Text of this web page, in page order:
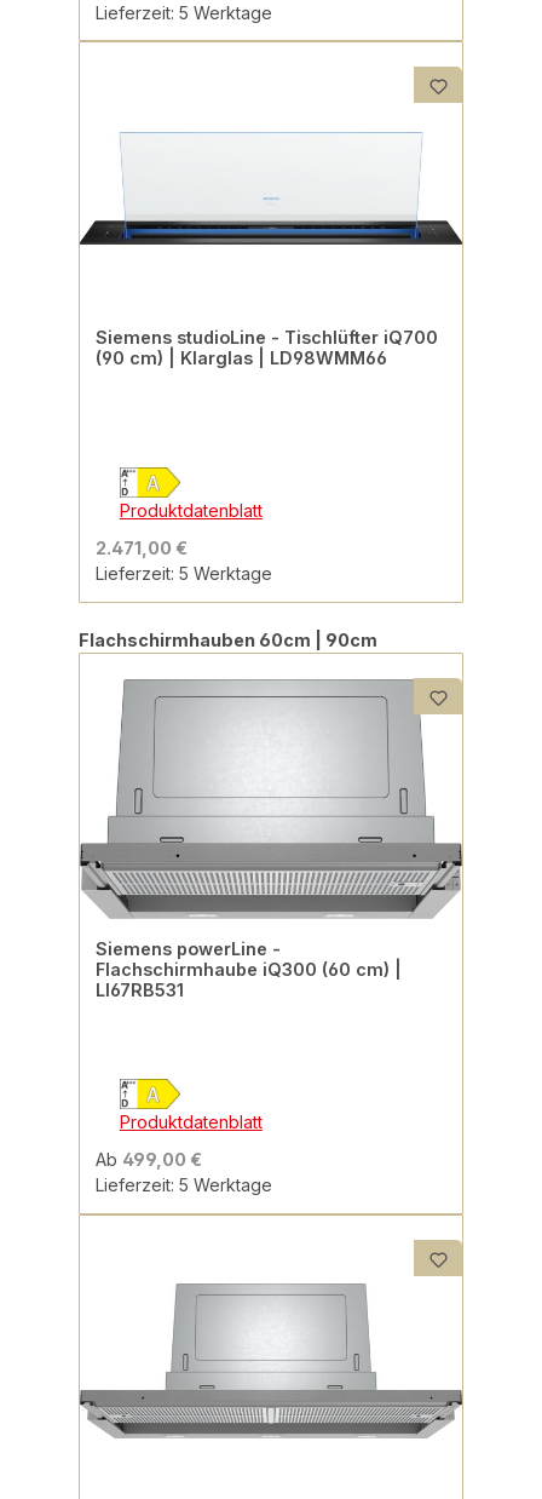
Lieferzeit: 5 Werktage
Siemens studioLine - Tischlüfter iQ700
(90 cm) | Klarglas | LD98WMM66
Produktdatenblatt
2.471,00 €
Lieferzeit: 5 Werktage
Produktgalerie überspringen
Flachschirmhauben 60cm | 90cm
Siemens powerLine -
Flachschirmhaube iQ300 (60 cm) |
LI67RB531
Produktdatenblatt
Ab 499,00 €
Lieferzeit: 5 Werktage